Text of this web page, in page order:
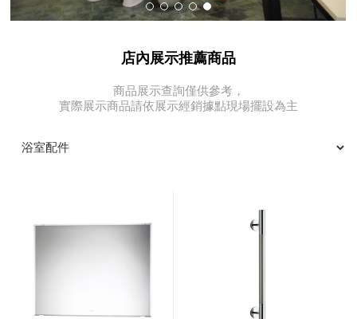
店內展示推薦商品
商品展示查詢僅供參考，
實際展示商品請依展示經銷據點現場擺設為主